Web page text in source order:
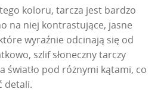
koloru, tarcza jest bardzo
na niej kontrastujące, jasne
wyraźnie odcinają się od
szlif słoneczny tarczy
światło pod różnymi kątami, co
detali.